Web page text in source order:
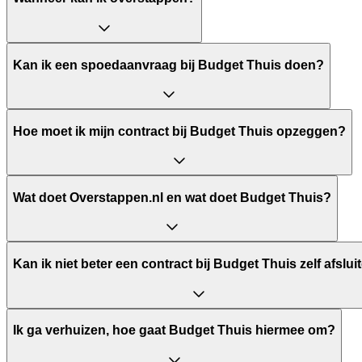
Kan ik een spoedaanvraag bij Budget Thuis doen?
Hoe moet ik mijn contract bij Budget Thuis opzeggen?
Wat doet Overstappen.nl en wat doet Budget Thuis?
Kan ik niet beter een contract bij Budget Thuis zelf
Ik ga verhuizen, hoe gaat Budget Thuis hiermee om?